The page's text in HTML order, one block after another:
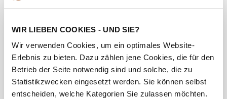
WIR LIEBEN COOKIES - UND SIE?
Wir verwenden Cookies, um ein optimales Website-
Erlebnis zu bieten. Dazu zählen jene Cookies, die für den
Betrieb der Seite notwendig sind und solche, die zu
Statistikzwecken eingesetzt werden. Sie können selbst
entscheiden, welche Kategorien Sie zulassen möchten.
Zum Schutz der Umwelt und Entlastung des
Produkten
Zum Schutz von Mensch und Tier. Im Brandfall
emittieren HF-Leitungen eine vernachlässigbare
Menge an korrosiven und giftigen Gasen
Zur Vermeidung von Korrosionsphänomenen,